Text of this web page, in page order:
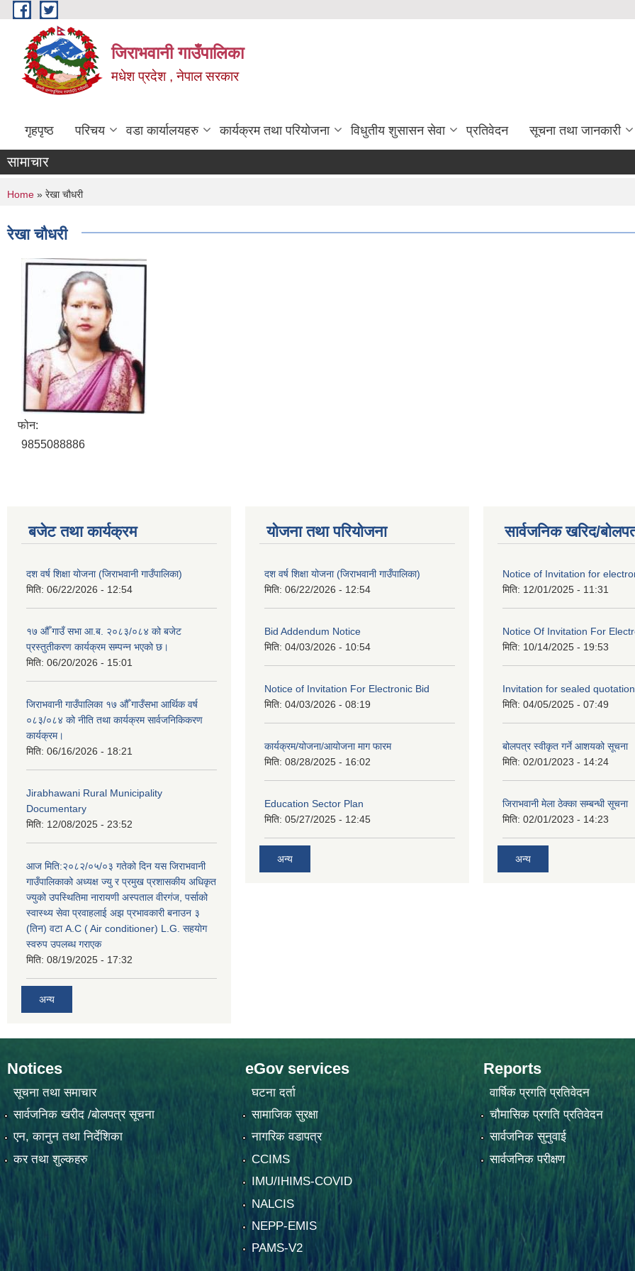
Skip to main content
जिराभवानी गाउँपालिका
मधेश प्रदेश , नेपाल सरकार
गृहपृष्ठ परिचय वडा कार्यालयहरु कार्यक्रम तथा परियोजना विधुतीय शुसासन सेवा प्रतिवेदन सूचना तथा जानकारी
सामाचार
You are here
Home » रेखा चौधरी
रेखा चौधरी
फोन:
9855088886
बजेट तथा कार्यक्रम
दश वर्ष शिक्षा योजना (जिराभवानी गाउँपालिका)
मिति: 06/22/2026 - 12:54
१७ औँ गाउँ सभा आ.ब. २०८३/०८४ को बजेट
प्रस्तुतीकरण कार्यक्रम सम्पन्न भएको छ।
मिति: 06/20/2026 - 15:01
जिराभवानी गाउँपालिका १७ औँ गाउँसभा आर्थिक वर्ष
०८३/०८४ को नीति तथा कार्यक्रम सार्वजनिकिकरण
कार्यक्रम।
मिति: 06/16/2026 - 18:21
Jirabhawani Rural Municipality
Documentary
मिति: 12/08/2025 - 23:52
आज मिति:२०८२/०५/०३ गतेको दिन यस जिराभवानी
गाउँपालिकाको अध्यक्ष ज्यु र प्रमुख प्रशासकीय अधिकृत
ज्युको उपस्थितिमा नारायणी अस्पताल वीरगंज, पर्साको
स्वास्थ्य सेवा प्रवाहलाई अझ प्रभावकारी बनाउन ३
(तिन) वटा A.C ( Air conditioner) L.G. सहयाेग
स्वरुप उपलब्ध गराएक
मिति: 08/19/2025 - 17:32
अन्य
योजना तथा परियोजना
दश वर्ष शिक्षा योजना (जिराभवानी गाउँपालिका)
मिति: 06/22/2026 - 12:54
Bid Addendum Notice
मिति: 04/03/2026 - 10:54
Notice of Invitation For Electronic Bid
मिति: 04/03/2026 - 08:19
कार्यक्रम/योजना/आयोजना माग फारम
मिति: 08/28/2025 - 16:02
Education Sector Plan
मिति: 05/27/2025 - 12:45
अन्य
सार्वजनिक खरिद/
Notice of Invitation for
मिति: 12/01/2025 - 11:31
Notice Of Invitation For
मिति: 10/14/2025 - 19:53
Invitation for sealed quotation
मिति: 04/05/2025 - 07:49
बोलपत्र स्वीकृत गर्ने आशयको सूचना
मिति: 02/01/2023 - 14:24
जिराभवानी मेला ठेक्का सम्बन्धी सूचना
मिति: 02/01/2023 - 14:23
अन्य
Notices
सूचना तथा समाचार
सार्वजनिक खरीद /बोलपत्र सूचना
एन, कानुन तथा निर्देशिका
कर तथा शुल्कहरु
eGov services
घटना दर्ता
सामाजिक सुरक्षा
नागरिक वडापत्र
CCIMS
IMU/IHIMS-COVID
NALCIS
NEPP-EMIS
PAMS-V2
Reports
वार्षिक प्रगति प्रतिवेदन
चौमासिक प्रगति प्रतिवेदन
सार्वजनिक सुनुवाई
सार्वजनिक परीक्षण